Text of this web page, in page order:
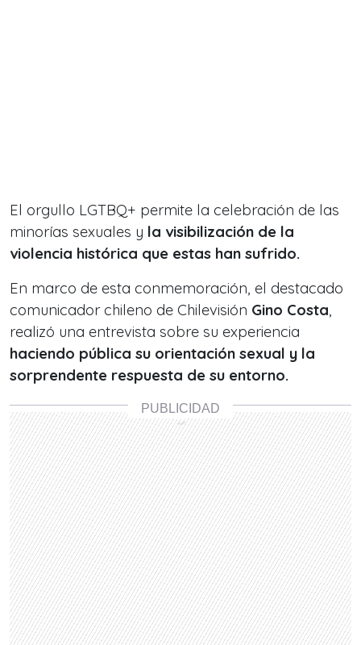
El orgullo LGTBQ+ permite la celebración de las
minorías sexuales y la visibilización de la
violencia histórica que estas han sufrido.
En marco de esta conmemoración, el destacado
comunicador chileno de Chilevisión Gino Costa,
realizó una entrevista sobre su experiencia
haciendo pública su orientación sexual y la
sorprendente respuesta de su entorno.